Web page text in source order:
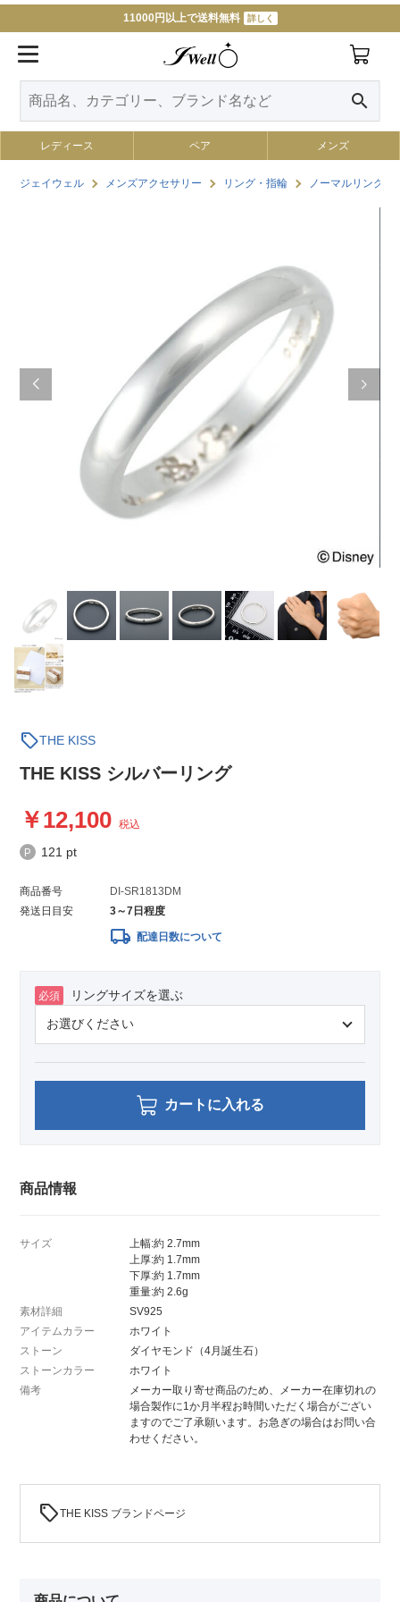
11000円以上で送料無料 詳しく
search
レディース ペア メンズ
ジェイウェル メンズアクセサリー リング・指輪 ノーマルリング
sellTHE KISS
THE KISS シルバーリング
12,100 税込
121 pt
商品番号
DI-SR1813DM
発送日目安
3～7日程度
local_shipping 配達日数について
必須 リングサイズを選ぶ
カートに入れる
商品情報
サイズ
上幅:約 2.7mm
上厚:約 1.7mm
下厚:約 1.7mm
重量:約 2.6g
素材詳細
SV925
アイテムカラー
ホワイト
ストーン
ダイヤモンド（4月誕生石）
ストーンカラー
ホワイト
備考
メーカー取り寄せ商品のため、メーカー在庫切れの
場合製作に1か月半程お時間いただく場合がござい
ますのでご了承願います。お急ぎの場合はお問い合
わせください。
sellTHE KISS ブランドページ